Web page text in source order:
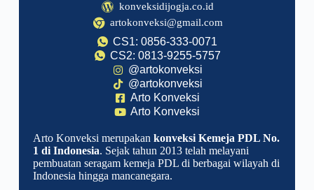
konveksidijogja.co.id
artokonveksi@gmail.com
CS1: 0856-333-0071
CS2: 0813-9255-5757
@artokonveksi
@artokonveksi
Arto Konveksi
Arto Konveksi
Arto Konveksi merupakan konveksi Kemeja PDL No.
1 di Indonesia. Sejak tahun 2013 telah melayani
pembuatan seragam kemeja PDL di berbagai wilayah di
Indonesia hingga mancanegara.